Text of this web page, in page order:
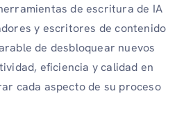
de escritura de IA
y escritores de contenido
de desbloquear nuevos
eficiencia y calidad en
cada aspecto de su proceso